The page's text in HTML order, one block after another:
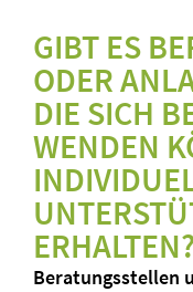
GIBT ES
ODER
DIE SICH
WENDEN
ERHALTEN?
Beratungsstellen